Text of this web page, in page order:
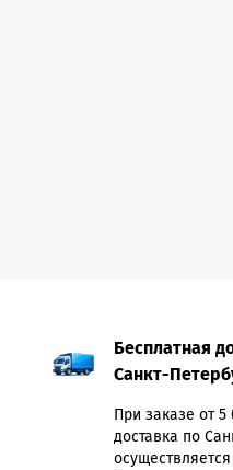
Бесплатная
Санкт-
При заказе от 5
доставка по